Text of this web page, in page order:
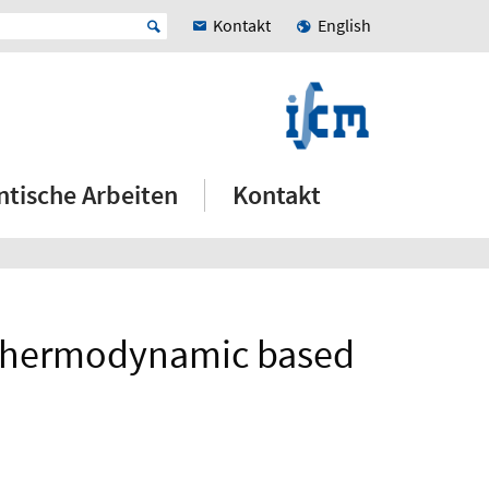
Kontakt English
Arbeiten Kontakt
based